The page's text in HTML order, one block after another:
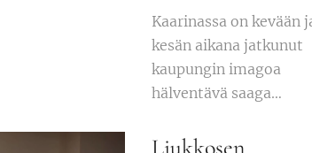
Kaarinassa on kevään
kesän aikana jatkunut
kaupungin imagoa
hälventävä saaga
ympärillä. Jätin itse
Liukkosen